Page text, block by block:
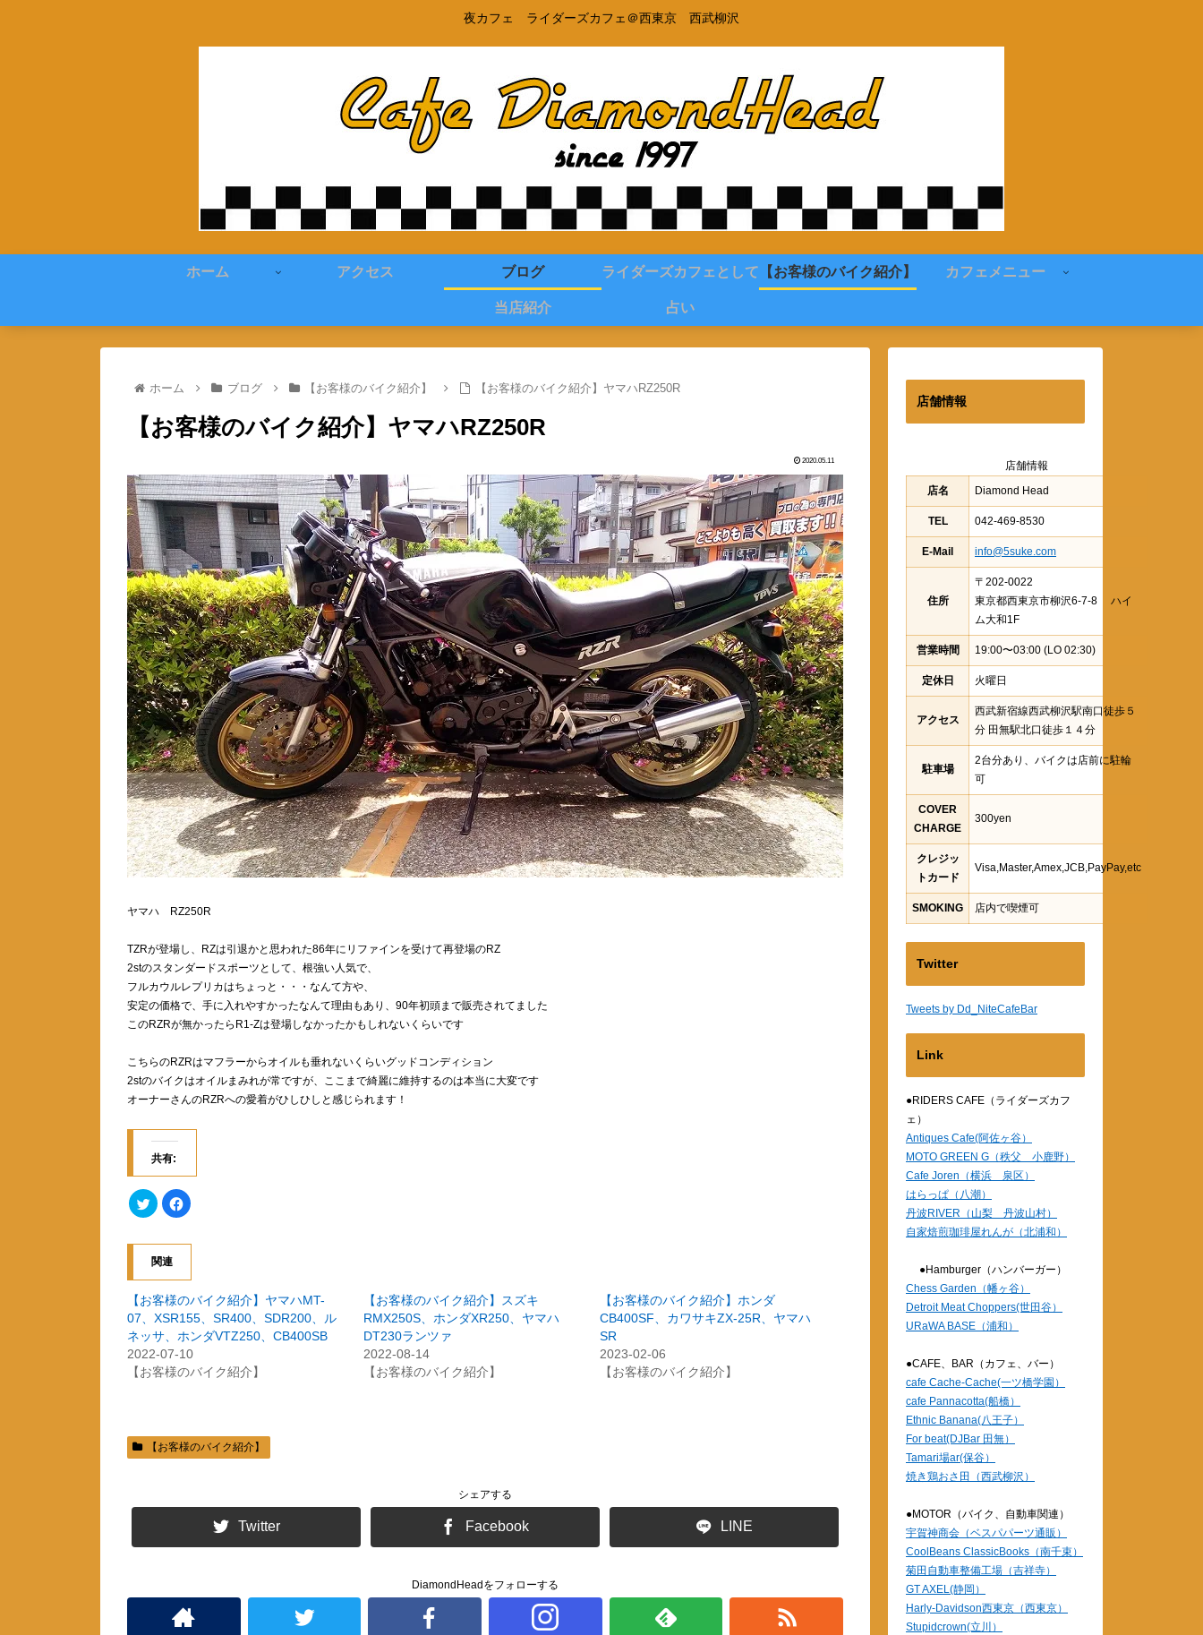
夜カフェ ライダーズカフェ＠西東京 西武柳沢
ホーム アクセス ブログ ライダーズカフェとして 【お客様のバイク紹介】 カフェメニュー
当店紹介 占い
ホーム ブログ 【お客様のバイク紹介】 【お客様のバイク紹介】ヤマハRZ250R
【お客様のバイク紹介】ヤマハRZ250R
2020.05.11
ヤマハ RZ250R
TZRが登場し、RZは引退かと思われた86年にリファインを受けて再登場のRZ
2stのスタンダードスポーツとして、根強い人気で、
フルカウルレプリカはちょっと・・・なんて方や、
安定の価格で、手に入れやすかったなんて理由もあり、90年初頭まで販売されてました
このRZRが無かったらR1-Zは登場しなかったかもしれないくらいです
こちらのRZRはマフラーからオイルも垂れないくらいグッドコンディション
2stのバイクはオイルまみれが常ですが、ここまで綺麗に維持するのは本当に大変です
オーナーさんのRZRへの愛着がひしひしと感じられます！
共有:
ク
リ
し
て
T
t
t
e
r
で
共
有
(
新
ン
ド
ウ
す
F
a
b
共
有
す
る
に
は
ク
リ
だ
さ
い
ウ
ド
ま
す
関連
【お客様のバイク紹介】ヤマハMT-
07、XSR155、SR400、SDR200、ル
ネッサ、ホンダVTZ250、CB400SB
2022-07-10
【お客様のバイク紹介】
【お客様のバイク紹介】スズキ
RMX250S、ホンダXR250、ヤマハ
DT230ランツァ
2022-08-14
【お客様のバイク紹介】
【お客様のバイク紹介】ホンダ
CB400SF、カワサキZX-25R、ヤマハ
SR
2023-02-06
【お客様のバイク紹介】
【お客様のバイク紹介】
シェアする
Twitter Facebook LINE
DiamondHeadをフォローする
店舗情報
店舗情報
店名
Diamond Head
TEL 042-469-8530
E-Mail info@5suke.com
住所
〒202-0022
東京都西東京市柳沢6-7-8 ハイ
ム大和1F
営業時間 19:00〜03:00 (LO 02:30)
定休日 火曜日
アクセス
西武新宿線西武柳沢駅南口徒歩５
分 田無駅北口徒歩１４分
駐車場
2台分あり、バイクは店前に駐輪
可
COVER
CHARGE
300yen
クレジッ
トカード
Visa,Master,Amex,JCB,PayPay,etc
SMOKING 店内で喫煙可
Twitter
Tweets by Dd_NiteCafeBar
Link
●RIDERS CAFE（ライダーズカフ
ェ）
Antiques Cafe(阿佐ヶ谷）
MOTO GREEN G（秩父 小鹿野）
Cafe Joren（横浜 泉区）
はらっぱ（八潮）
丹波RIVER（山梨 丹波山村）
自家焙煎珈琲屋れんが（北浦和）
●Hamburger（ハンバーガー）
Chess Garden（幡ヶ谷）
Detroit Meat Choppers(世田谷）
URaWA BASE（浦和）
●CAFE、BAR（カフェ、バー）
cafe Cache-Cache(一ツ橋学園）
cafe Pannacotta(船橋）
Ethnic Banana(八王子）
For beat(DJBar 田無）
Tamari場ar(保谷）
焼き鶏おさ田（西武柳沢）
●MOTOR（バイク、自動車関連）
宇賀神商会（ベスパパーツ通販）
CoolBeans ClassicBooks（南千束）
菊田自動車整備工場（吉祥寺）
GT AXEL(静岡）
Harly-Davidson西東京（西東京）
Stupidcrown(立川）